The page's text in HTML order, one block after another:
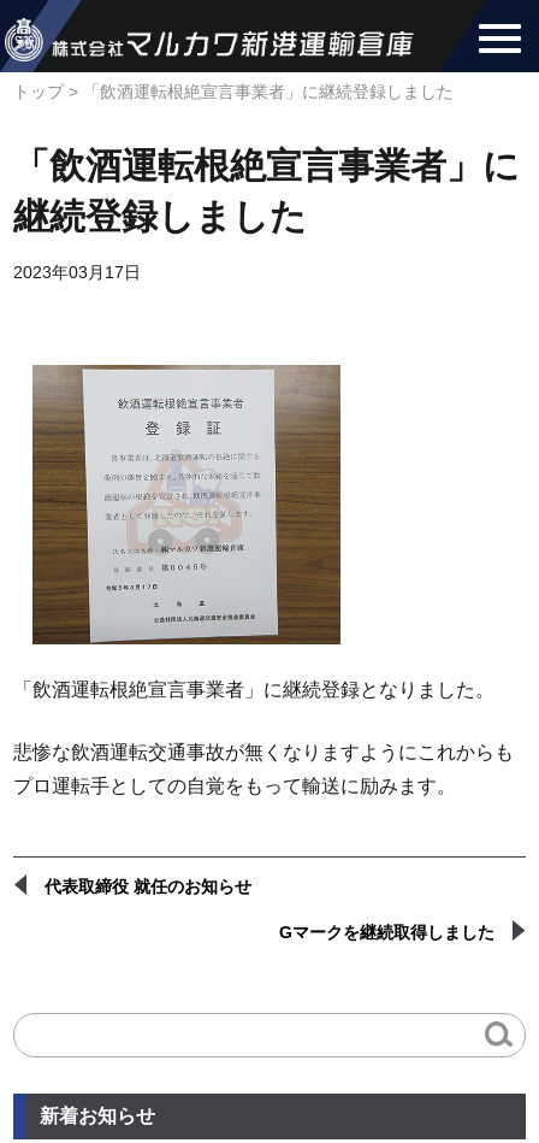
トップ > 「飲酒運転根絶宣言事業者」に継続登録しました
「飲酒運転根絶宣言事業者」に
継続登録しました
2023年03月17日
「飲酒運転根絶宣言事業者」に継続登録となりました。
悲惨な飲酒運転交通事故が無くなりますようにこれからも
プロ運転手としての自覚をもって輸送に励みます。
代表取締役 就任のお知らせ
Gマークを継続取得しました
新着お知らせ